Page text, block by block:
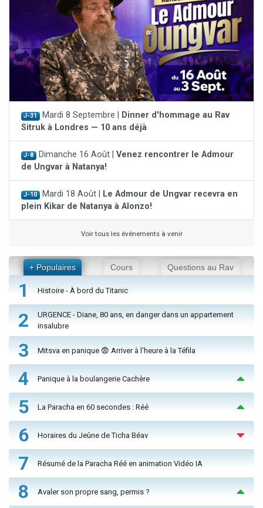
J-31 Mardi 8 Septembre |
Dinner d'hommage au Rav
Sitruk à Londres — 10 ans déjà
J-8 Dimanche 16 Août | Venez rencontrer le Admour
de Ungvar à Natanya!
J-10 Mardi 18 Août |
Le Admour de Ungvar recevra en
plein Kikar de Natanya à Alonzo!
Voir tous les événements à venir
+ Populaires Cours Questions au Rav
1 Histoire - À bord du Titanic
2
URGENCE - Diane, 80 ans, en danger dans un appartement
insalubre
3 Mitsva en panique 😨 Arriver à l'heure à la Téfila
4 Panique à la boulangerie Cachère
5 La Paracha en 60 secondes : Réé
6 Horaires du Jeûne de Ticha Béav
7 Résumé de la Paracha Réé en animation Vidéo IA
8 Avaler son propre sang, permis ?